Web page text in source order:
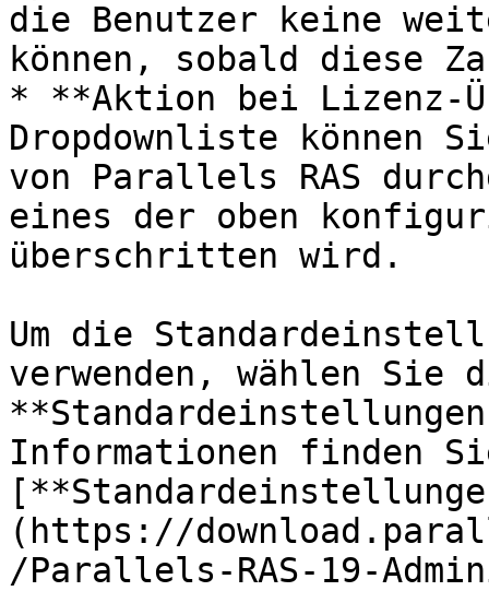
die Benutzer keine
können, sobald diese
* **Aktion bei Lizenz-
Dropdownliste können
von Parallels RAS
eines der oben
überschritten wird.
Um die
verwenden, wählen Sie
Informationen finden
(https://
/Parallels-RAS-19-